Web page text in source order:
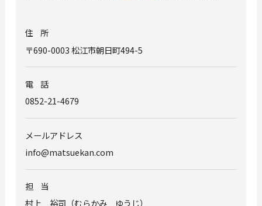
住所
〒690-0003松江市朝日町494-5
電話
0852-21-4679
メールアドレス
info@matsuekan.com
担当
村上 裕司 （むらかみ ゆうじ）